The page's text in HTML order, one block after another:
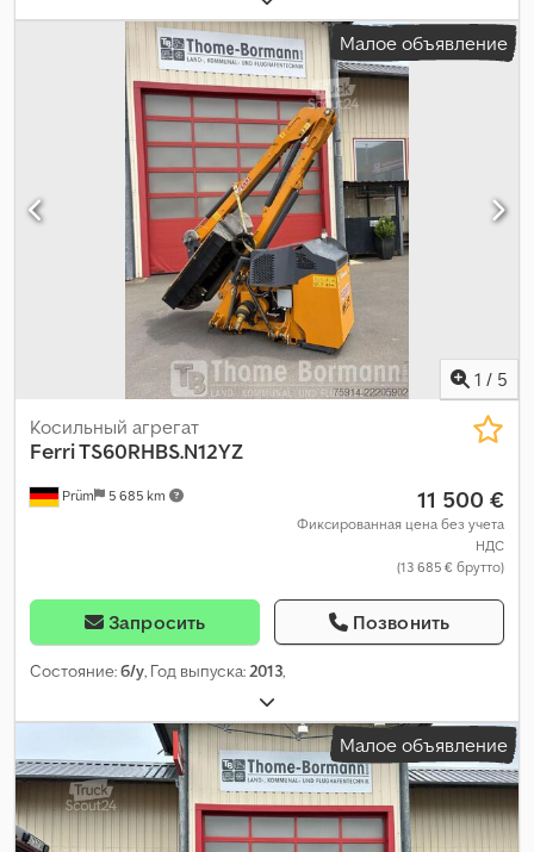
Малое объявление
1 / 5
Prüm 5 685 km
Косильный агрегат
Ferri TS60RHBS.N12YZ
11 500 €
Фиксированная цена без учета
НДС
(13 685 € брутто)
Запросить Позвонить
Состояние:б/у, Год выпуска:2013,
Малое объявление